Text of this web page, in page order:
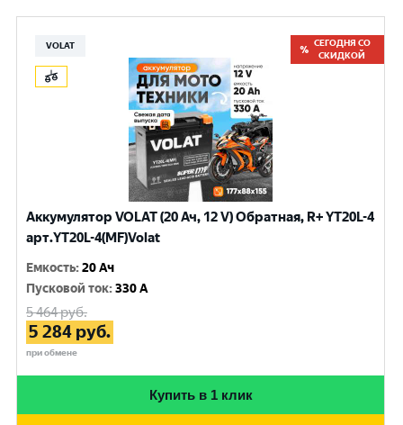
VOLAT
СЕГОДНЯ СО
СКИДКОЙ
Аккумулятор VOLAT (20 Ач, 12 V) Обратная, R+ YT20L-4
арт.YT20L-4(MF)Volat
Емкость:20 Ач
Пусковой ток:330 A
5 464руб.
5 284 руб.
при обмене
Купить в 1 клик